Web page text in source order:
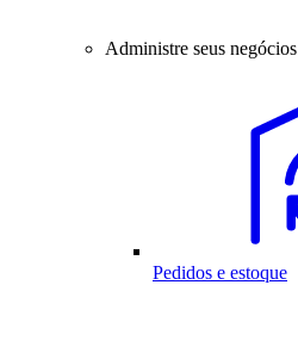
Administre seus negócios
Pedidos e estoque